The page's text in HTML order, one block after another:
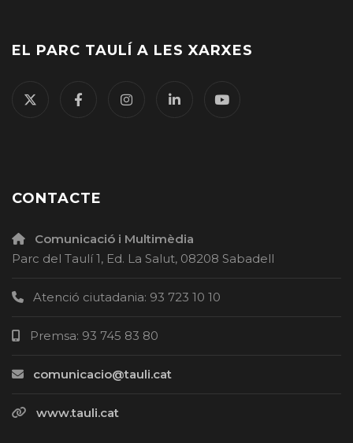
EL PARC TAULÍ A LES XARXES
CONTACTE
Comunicació i Multimèdia
Parc del Taulí 1, Ed. La Salut, 08208 Sabadell
Atenció ciutadania: 93 723 10 10
Premsa: 93 745 83 80
comunicacio@tauli.cat
www.tauli.cat